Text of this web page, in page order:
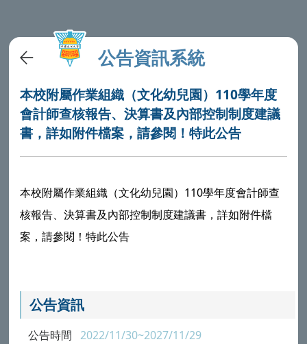
公告資訊系統
本校附屬作業組織（文化幼兒園）110學年度
會計師查核報告、決算書及內部控制制度建議
書，詳如附件檔案，請參閱！特此公告
本校附屬作業組織（文化幼兒園）110學年度會計師查
核報告、決算書及內部控制制度建議書，詳如附件檔
案，請參閱！特此公告
公告資訊
公告時間 2022/11/30~2027/11/29